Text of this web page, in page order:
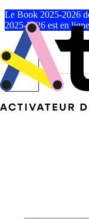
Le Book 2025-2026
2025-2026 est en ligne